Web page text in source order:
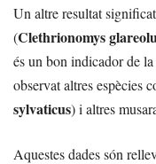
Un altre resultat
(Clethrionomys
és un bon indicador de
observat altres espècies
sylvaticus) i altres
Aquestes dades són